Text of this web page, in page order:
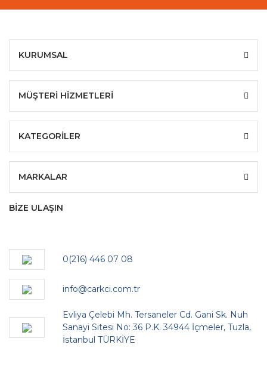
KURUMSAL
MÜŞTERİ HİZMETLERİ
KATEGORİLER
MARKALAR
BİZE ULAŞIN
0(216) 446 07 08
info@carkci.com.tr
Evliya Çelebi Mh. Tersaneler Cd. Gani Sk. Nuh
Sanayi Sitesi No: 36 P.K. 34944 İçmeler, Tuzla,
İstanbul TÜRKİYE